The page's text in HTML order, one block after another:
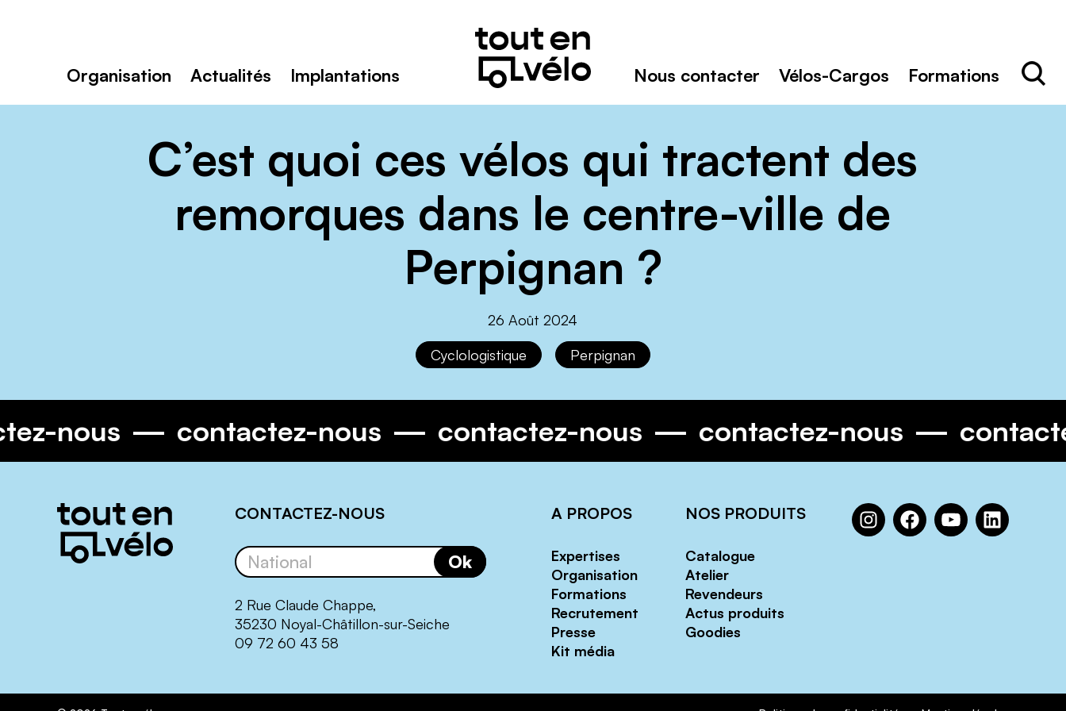
Toutenvélo
–
Coopératives
cyclologistique
coopératives
spécialistes
du
transport
à
vélo-
cargo
Organisation Actualités Implantations Nous contacter Vélos-Cargos Formations
C’est quoi ces vélos qui tractent des
remorques dans le centre-ville de
Perpignan ?
26 Août 2024
Cyclologistique
Perpignan
nous contactez-nous contactez-nous contactez-nous
Informations
complémentaires
CONTACTEZ-NOUS
Ok
2 Rue Claude Chappe,
35230 Noyal-Châtillon-sur-Seiche
09 72 60 43 58
A PROPOS
Expertises
Organisation
Formations
Recrutement
Presse
Kit média
NOS PRODUITS
Catalogue
Atelier
Revendeurs
Actus produits
Goodies